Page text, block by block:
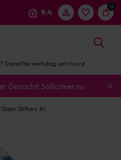
9,4
0
Dezelfde werkdag verstuurd
Gezocht! Solliciteer nu
Glitters #1...